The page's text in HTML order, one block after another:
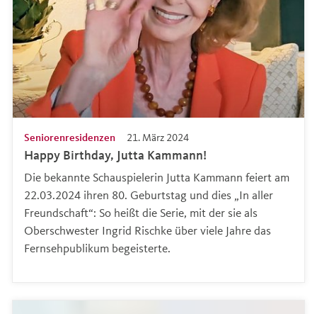
Happy Birthday, Jutta Kammann!
21. März 2024
Seniorenresidenzen
Die bekannte Schauspielerin Jutta Kammann feiert am
22.03.2024 ihren 80. Geburtstag und dies „In aller
Freundschaft“: So heißt die Serie, mit der sie als
Oberschwester Ingrid Rischke über viele Jahre das
Fernsehpublikum begeisterte.